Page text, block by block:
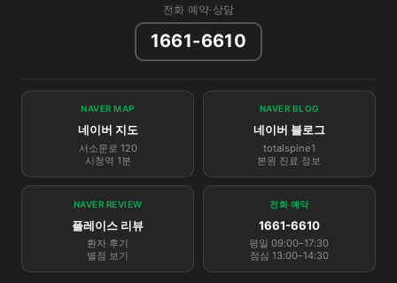
전화 예약·상담
1661-6610
NAVER MAP
네이버 지도
서소문로 120
시청역 1분
NAVER BLOG
네이버 블로그
totalspine1
본원 진료 정보
NAVER REVIEW
플레이스 리뷰
환자 후기
별점 보기
전화 예약
1661-6610
평일 09:00–17:30
점심 13:00–14:30